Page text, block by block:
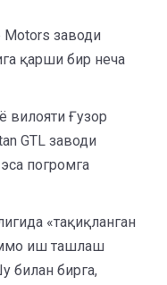
заводи
қарши бир неча
вилояти Ғузор
GTL заводи
погромга
«тақиқланган
иш ташлаш
билан бирга,